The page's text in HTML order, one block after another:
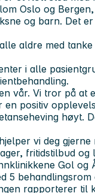
Oslo og
og barn. Det
aldre med
i alle
vår. Vi tror på at
positiv
høyt.
vi deg
fritidstilbud og
Gol og
5
rapporterer til